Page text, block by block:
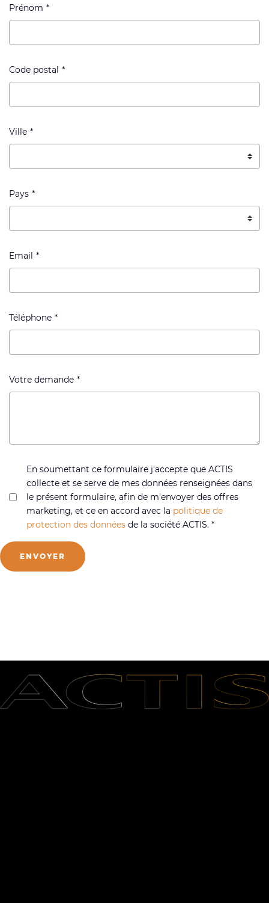
Prénom
Code postal
Ville
Pays
Email
Téléphone
Votre demande
En soumettant ce formulaire j'accepte que ACTIS
collecte et se serve de mes données renseignées dans
le présent formulaire, afin de m'envoyer des offres
marketing, et ce en accord avec la politique de
protection des données de la société ACTIS. *
ENVOYER